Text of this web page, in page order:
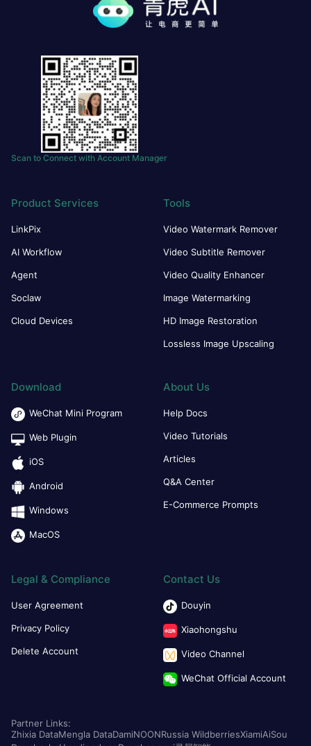
Scan to Connect with Account Manager
Product Services
LinkPix
AI Workflow
Agent
Soclaw
Cloud Devices
Tools
Video Watermark Remover
Video Subtitle Remover
Video Quality Enhancer
Image Watermarking
HD Image Restoration
Lossless Image Upscaling
Download
WeChat Mini Program
Web Plugin
iOS
Android
Windows
MacOS
About Us
Help Docs
Video Tutorials
Articles
Q&A Center
E-Commerce Prompts
Legal & Compliance
User Agreement
Privacy Policy
Delete Account
Contact Us
Douyin
Xiaohongshu
Video Channel
WeChat Official Account
Partner Links:
Zhixia DataMengla DataDamiNOONRussia WildberriesXiamiAiSou